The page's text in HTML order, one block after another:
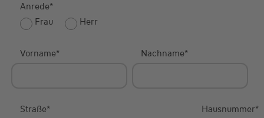
Anrede*
Frau
Herr
Vorname* Nachname*
Straße* Hausnummer*